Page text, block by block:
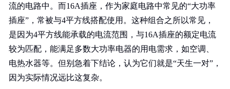
流的电路中。而16A插座，作为家庭电路中常见的“大功率
插座”，常被与4平方线搭配使用。这种组合之所以常见，
是因为4平方线能承载的电流范围，与16A插座的额定电流
较为匹配，能满足多数大功率电器的用电需求，如空调、
电热水器等。但别急着下结论，认为它们就是“天生一对”，
因为实际情况远比这复杂。